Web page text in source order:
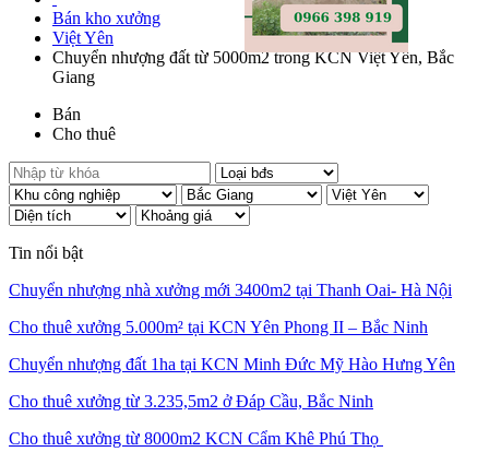
Bán kho xưởng
Việt Yên
Chuyển nhượng đất từ 5000m2 trong KCN Việt Yên, Bắc
Giang
Bán
Cho thuê
Tin nổi bật
Chuyển nhượng nhà xưởng mới 3400m2 tại Thanh Oai- Hà Nội
Cho thuê xưởng 5.000m² tại KCN Yên Phong II – Bắc Ninh
Chuyển nhượng đất 1ha tại KCN Minh Đức Mỹ Hào Hưng Yên
Cho thuê xưởng từ 3.235,5m2 ở Đáp Cầu, Bắc Ninh
Cho thuê xưởng từ 8000m2 KCN Cẩm Khê Phú Thọ